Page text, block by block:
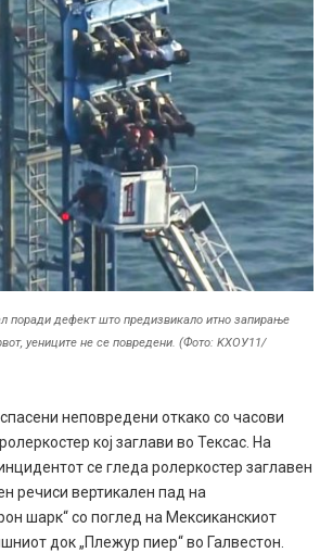
поради дефект што предизвикало итно запирање
уениците не се повредени. (Фото: KХОУ11/
неповредени откако со часови
кој заглави во Тексас. На
се гледа ролеркостер заглавен
речиси вертикален пад на
шарк“ со поглед на Мексиканскиот
док „Плежур пиер“ во Галвестон.